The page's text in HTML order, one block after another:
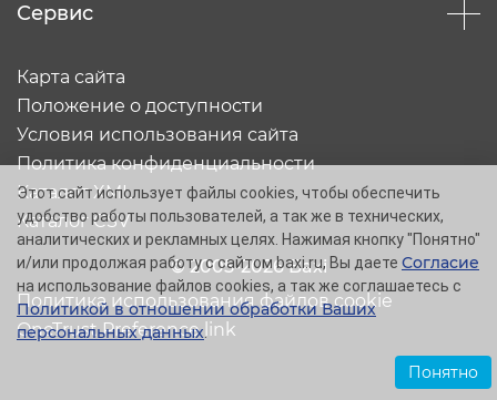
Сервис
© 2005-2026 Baxi
Карта сайта
Положение о доступности
Условия использования сайта
Политика конфиденциальности
Каталог XML
Каталог CSV
Политика использования файлов cookie
OneTrust Preference link
Этот сайт использует файлы cookies, чтобы обеспечить
удобство работы пользователей, а так же в технических,
аналитических и рекламных целях. Нажимая кнопку "Понятно"
и/или продолжая работу с сайтом baxi.ru, Вы даете Согласие
на использование файлов cookies, а так же соглашаетесь с
Политикой в отношении обработки Ваших
персональных данных.
Понятно